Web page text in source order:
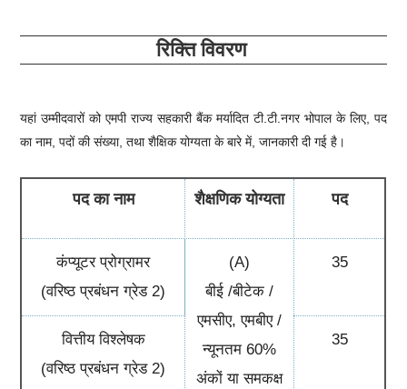
रिक्ति विवरण
यहां उम्मीदवारों कोएमपी राज्य सहकारी बैंक मर्यादित टी.टी.नगर भोपालके लिए, पद
का नाम, पदों की संख्या, तथा शैक्षिक योग्यता के बारे में, जानकारी दी गई है।
पद का नाम शैक्षणिक योग्यता पद
कंप्यूटर प्रोग्रामर
(वरिष्ठ प्रबंधन ग्रेड 2)
(A)
बीई /बीटेक /
एमसीए, एमबीए /
न्यूनतम 60%
अंकों या समकक्ष
35
वित्तीय विश्लेषक
(वरिष्ठ प्रबंधन ग्रेड 2)
35